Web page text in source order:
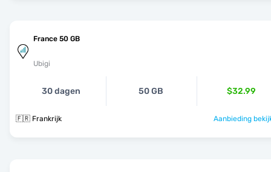
France 50 GB
Ubigi
30 dagen 50 GB $32.99
🇫🇷 Frankrijk Aanbieding